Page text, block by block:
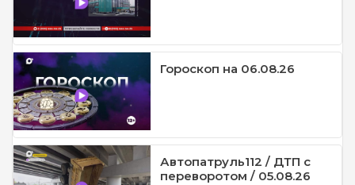
Гороскоп на 06.08.26
Автопатруль112 / ДТП с
переворотом / 05.08.26